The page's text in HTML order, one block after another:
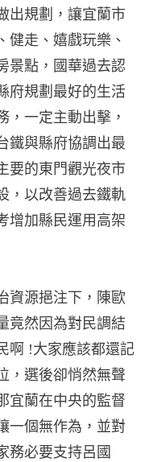
出規劃，讓宜蘭市
健走、嬉戲玩樂、
景點，國華過去認
府規劃最好的生活
，一定主動出擊，
鐵與縣府協調出最
要的東門觀光夜市
，以改善過去鐵軌
增加縣民運用高架
資源挹注下，陳歐
竟然因為對民調結
啊 !大家應該都還記
，選後卻悄然無聲
宜蘭在中央的監督
一個無作為，並對
務必要支持呂國